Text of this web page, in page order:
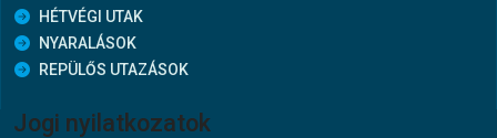
HÉTVÉGI UTAK
NYARALÁSOK
REPÜLŐS UTAZÁSOK
Jogi nyilatkozatok